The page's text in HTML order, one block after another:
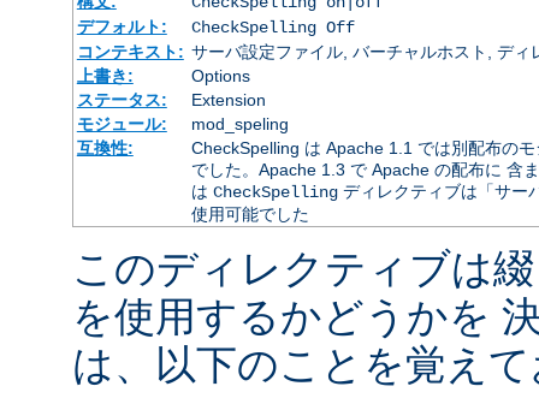
デフォルト:
CheckSpelling Off
コンテキスト: サーバ設定ファイル, バーチャルホスト, ディ
上書き:
Options
ステータス:
Extension
モジュール:
mod_speling
互換性:
CheckSpelling は Apache 1.1 では別配布の
でした。Apache 1.3 で Apache の配布に 含
は CheckSpellingディレクティブは「サー
使用可能でした
このディレクティブは
を使用するかどうかを
は、以下のことを覚え